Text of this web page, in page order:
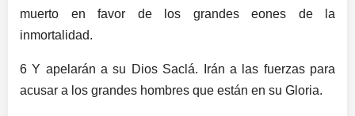
muerto en favor de los grandes eones de la
inmortalidad.
6 Y apelarán a su Dios Saclá. Irán a las fuerzas para
acusar a los grandes hombres que están en su Gloria.